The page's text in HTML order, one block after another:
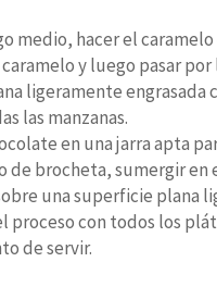
medio, hacer el caramelo
y luego pasar por
ligeramente engrasada
las manzanas.
en una jarra apta
brocheta, sumergir en
una superficie plana
proceso con todos los
de servir.